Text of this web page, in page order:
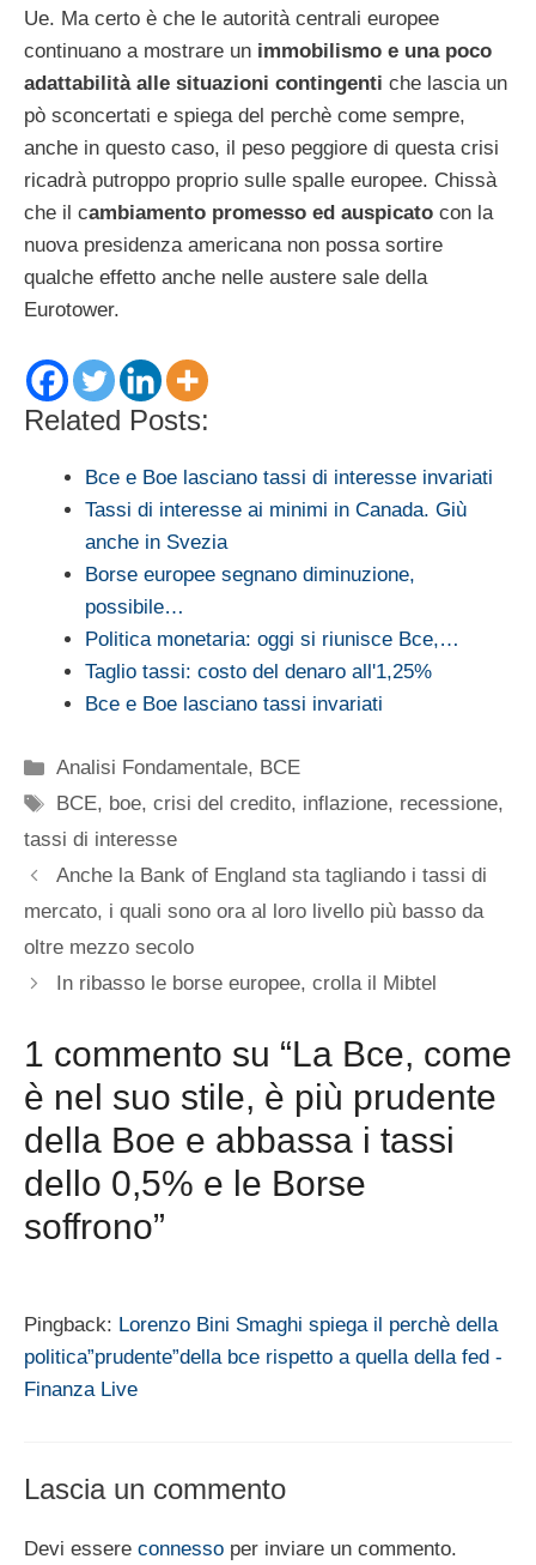
Ue. Ma certo è che le autorità centrali europee
continuano a mostrare un immobilismo e una poco
adattabilità alle situazioni contingenti che lascia un
pò sconcertati e spiega del perchè come sempre,
anche in questo caso, il peso peggiore di questa crisi
ricadrà putroppo proprio sulle spalle europee. Chissà
che il cambiamento promesso ed auspicato con la
nuova presidenza americana non possa sortire
qualche effetto anche nelle austere sale della
Eurotower.
Related Posts:
Bce e Boe lasciano tassi di interesse invariati
Tassi di interesse ai minimi in Canada. Giù
anche in Svezia
Borse europee segnano diminuzione,
possibile…
Politica monetaria: oggi si riunisce Bce,…
Taglio tassi: costo del denaro all'1,25%
Bce e Boe lasciano tassi invariati
Categorie
Analisi Fondamentale, BCE
Tag
BCE, boe,crisi del credito, inflazione, recessione,
tassi di interesse
Anche la Bank of England sta tagliando i tassi di
mercato, i quali sono ora al loro livello più basso da
oltre mezzo secolo
In ribasso le borse europee, crolla il Mibtel
1 commento su “La Bce, come
è nel suo stile, è più prudente
della Boe e abbassa i tassi
dello 0,5% e le Borse
soffrono”
Pingback: Lorenzo Bini Smaghi spiega il perchè della
politica”prudente”della bce rispetto a quella della fed -
Finanza Live
Lascia un commento
Devi essere connesso per inviare un commento.